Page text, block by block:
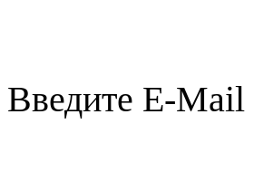
Введите E-